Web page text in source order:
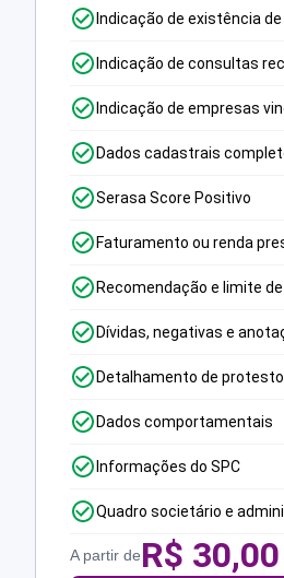
Indicação de existência
Indicação de consultas
Indicação de empresas
Dados cadastrais
Serasa Score Positivo
Faturamento ou renda
Recomendação e limite
Dívidas, negativas e
Detalhamento de
Dados comportamentais
Informações do SPC
Quadro societário e
A partir deR$ 30,00